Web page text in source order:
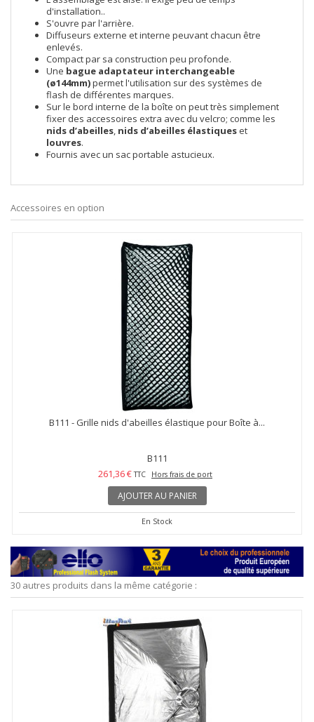
d'installation..
S'ouvre par l'arrière.
Diffuseurs externe et interne peuvant chacun être
enlevés.
Compact par sa construction peu profonde.
Une bague adaptateur interchangeable
(ø144mm)permet l'utilisation sur des systèmes de
flash de différentes marques.
Sur le bord interne de la boîte on peut très simplement
fixer des accessoires extra avec du velcro; comme les
nids d’abeilles, nids d’abeilles élastiques et
louvres.
Fournis avec un sac portable astucieux.
Accessoires en option
B111 - Grille nids d'abeilles élastique pour Boîte à...
B111
261,36 € TTC Hors frais de port
AJOUTER AU PANIER
En Stock
30 autres produits dans la même catégorie :